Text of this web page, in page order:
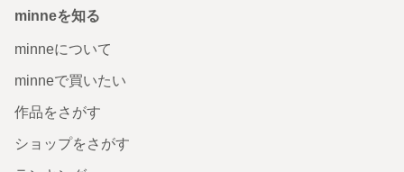
minneを知る
minneについて
minneで買いたい
作品をさがす
ショップをさがす